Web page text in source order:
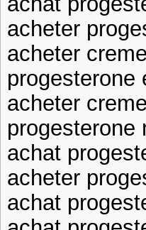
acheter
acheter
progesterone
acheter
progesterone
achat
acheter
achat